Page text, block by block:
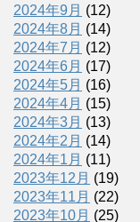
2024年9月 (12)
2024年8月 (14)
2024年7月 (12)
2024年6月 (17)
2024年5月 (16)
2024年4月 (15)
2024年3月 (13)
2024年2月 (14)
2024年1月 (11)
2023年12月 (19)
2023年11月 (22)
2023年10月 (25)